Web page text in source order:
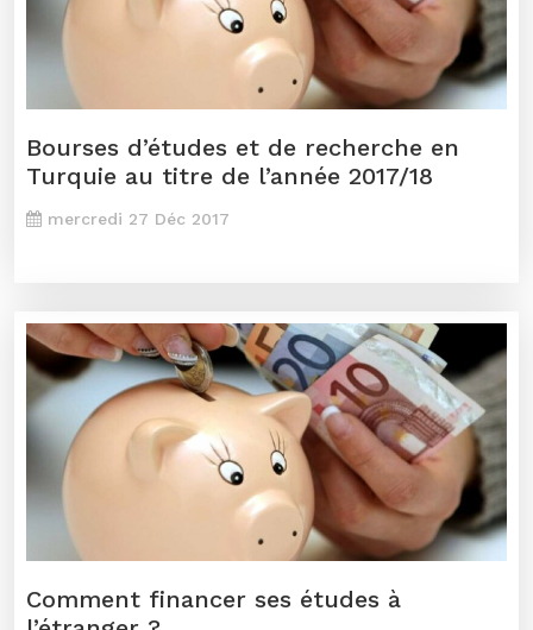
Bourses d’études et de recherche en
Turquie au titre de l’année 2017/18
mercredi 27 Déc 2017
Comment financer ses études à